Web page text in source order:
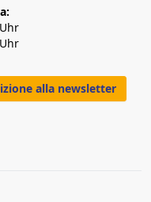
alla newsletter